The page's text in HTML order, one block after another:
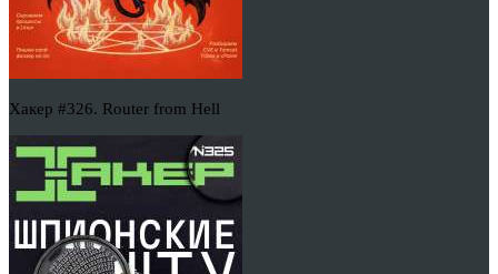
Хакер #326. Router from Hell